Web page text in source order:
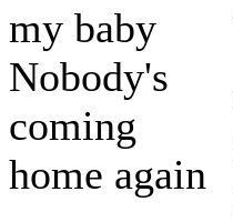
my baby
Nobody's
coming
home again